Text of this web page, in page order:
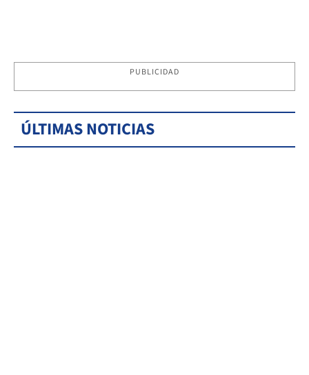
PUBLICIDAD
ÚLTIMAS NOTICIAS